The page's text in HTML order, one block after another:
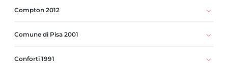
Compton 2012
Comune di Pisa 2001
Conforti 1991